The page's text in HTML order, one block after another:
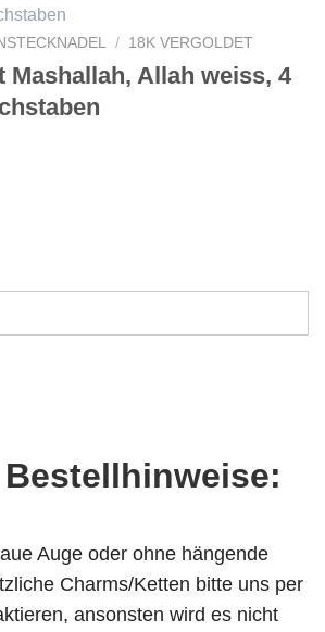
/ 18K VERGOLDET
Mashallah, Allah weiss, 4
Auge oder ohne hängende
Charms/Ketten bitte uns per
ansonsten wird es nicht